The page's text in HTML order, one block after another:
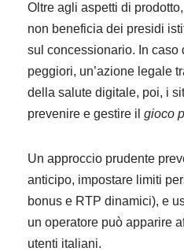
Oltre agli aspetti di
non beneficia dei presidi
sul concessionario. In caso
peggiori, un’azione legale
della salute digitale, poi, i
prevenire e gestire il gioco
Un approccio prudente
anticipo, impostare limiti
bonus e RTP dinamici), e
un operatore può apparire
utenti italiani.